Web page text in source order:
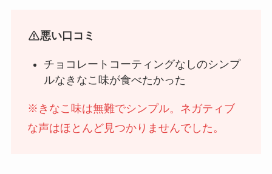
悪い口コミ
チョコレートコーティングなしのシンプ
ルなきなこ味が食べたかった
※きなこ味は無難でシンプル。ネガティブ
な声はほとんど見つかりませんでした。